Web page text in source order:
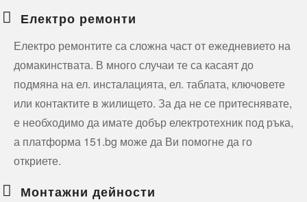
Електро ремонти
Електро ремонтите са сложна част от ежедневието на
домакинствата. В много случаи те са касаят до
подмяна на ел. инсталацията, ел. таблата, ключовете
или контактите в жилището. За да не се притеснявате,
е необходимо да имате добър електротехник под ръка,
а платформа 151.bg може да Ви помогне да го
откриете.
Монтажни дейности